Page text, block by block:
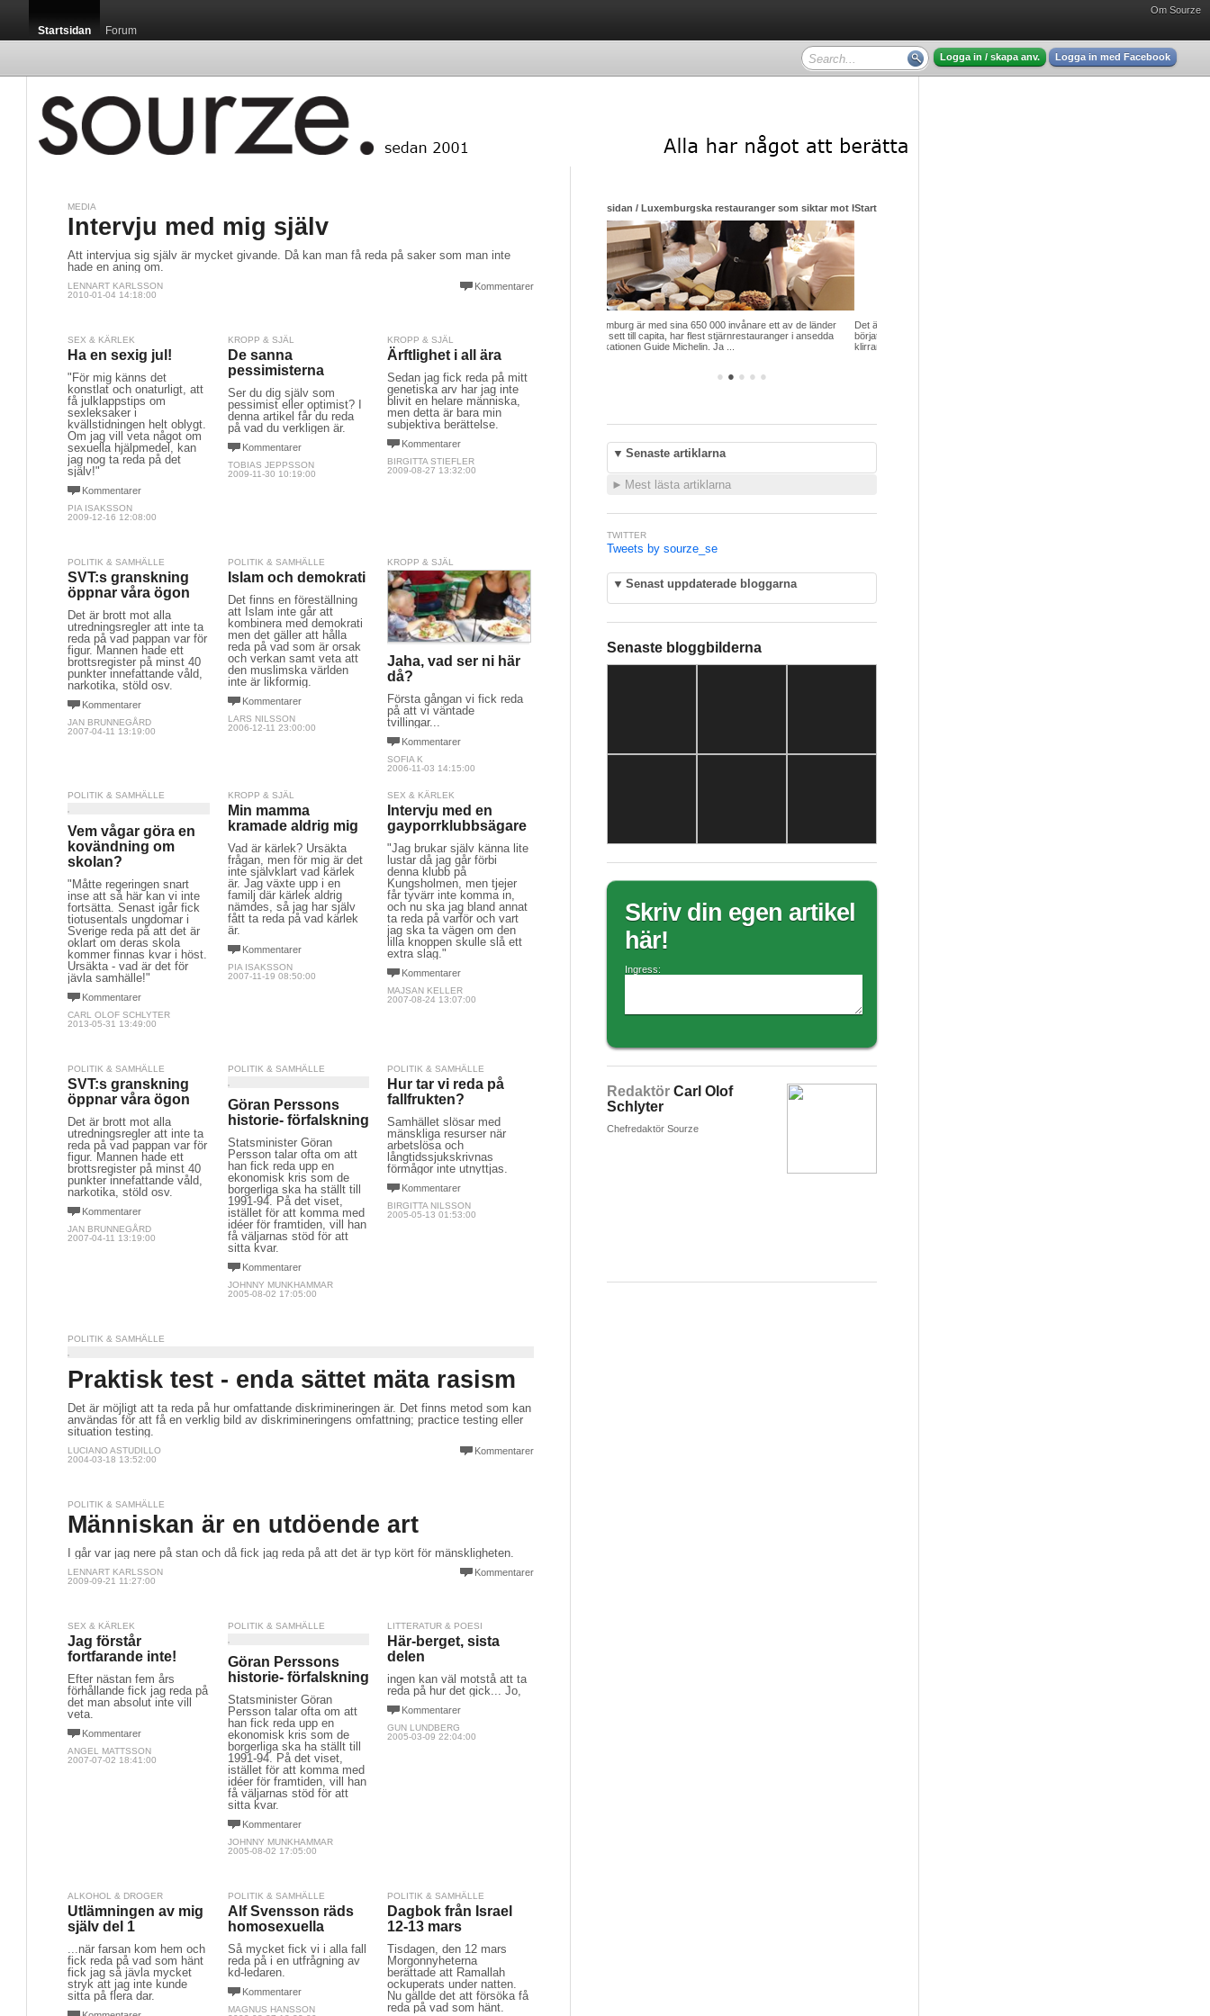
Om Sourze
Startsidan Forum
Logga in / skapa anv. Logga in med Facebook
MEDIA
Intervju med mig själv
Att intervjua sig själv är mycket givande. Då kan man få reda på saker som man inte
hade en aning om.
Kommentarer
LENNART KARLSSON
2010-01-04 14:18:00
SEX & KÄRLEK
Ha en sexig jul!
"För mig känns det
konstlat och onaturligt, att
få julklappstips om
sexleksaker i
kvällstidningen helt oblygt.
Om jag vill veta något om
sexuella hjälpmedel, kan
jag nog ta reda på det
själv!"
Kommentarer
PIA ISAKSSON
2009-12-16 12:08:00
KROPP & SJÄL
De sanna
pessimisterna
Ser du dig själv som
pessimist eller optimist? I
denna artikel får du reda
på vad du verkligen är.
Kommentarer
TOBIAS JEPPSSON
2009-11-30 10:19:00
KROPP & SJÄL
Ärftlighet i all ära
Sedan jag fick reda på mitt
genetiska arv har jag inte
blivit en helare människa,
men detta är bara min
subjektiva berättelse.
Kommentarer
BIRGITTA STIEFLER
2009-08-27 13:32:00
POLITIK & SAMHÄLLE
SVT:s granskning
öppnar våra ögon
Det är brott mot alla
utredningsregler att inte ta
reda på vad pappan var för
figur. Mannen hade ett
brottsregister på minst 40
punkter innefattande våld,
narkotika, stöld osv.
Kommentarer
JAN BRUNNEGÅRD
2007-04-11 13:19:00
POLITIK & SAMHÄLLE
Islam och demokrati
Det finns en föreställning
att Islam inte går att
kombinera med demokrati
men det gäller att hålla
reda på vad som är orsak
och verkan samt veta att
den muslimska världen
inte är likformig.
Kommentarer
LARS NILSSON
2006-12-11 23:00:00
KROPP & SJÄL
Jaha, vad ser ni här
då?
Första gångan vi fick reda
på att vi väntade
tvillingar...
Kommentarer
SOFIA K
2006-11-03 14:15:00
POLITIK & SAMHÄLLE
Vem vågar göra en
kovändning om
skolan?
"Måtte regeringen snart
inse att så här kan vi inte
fortsätta. Senast igår fick
tiotusentals ungdomar i
Sverige reda på att det är
oklart om deras skola
kommer finnas kvar i höst.
Ursäkta - vad är det för
jävla samhälle!"
Kommentarer
CARL OLOF SCHLYTER
2013-05-31 13:49:00
KROPP & SJÄL
Min mamma
kramade aldrig mig
Vad är kärlek? Ursäkta
frågan, men för mig är det
inte självklart vad kärlek
är. Jag växte upp i en
familj där kärlek aldrig
nämdes, så jag har själv
fått ta reda på vad kärlek
är.
Kommentarer
PIA ISAKSSON
2007-11-19 08:50:00
SEX & KÄRLEK
Intervju med en
gayporrklubbsägare
"Jag brukar själv känna lite
lustar då jag går förbi
denna klubb på
Kungsholmen, men tjejer
får tyvärr inte komma in,
och nu ska jag bland annat
ta reda på varför och vart
jag ska ta vägen om den
lilla knoppen skulle slå ett
extra slag."
Kommentarer
MAJSAN KELLER
2007-08-24 13:07:00
POLITIK & SAMHÄLLE
SVT:s granskning
öppnar våra ögon
Det är brott mot alla
utredningsregler att inte ta
reda på vad pappan var för
figur. Mannen hade ett
brottsregister på minst 40
punkter innefattande våld,
narkotika, stöld osv.
Kommentarer
JAN BRUNNEGÅRD
2007-04-11 13:19:00
POLITIK & SAMHÄLLE
Göran Perssons
historie- förfalskning
Statsminister Göran
Persson talar ofta om att
han fick reda upp en
ekonomisk kris som de
borgerliga ska ha ställt till
1991-94. På det viset,
istället för att komma med
idéer för framtiden, vill han
få väljarnas stöd för att
sitta kvar.
Kommentarer
JOHNNY MUNKHAMMAR
2005-08-02 17:05:00
POLITIK & SAMHÄLLE
Hur tar vi reda på
fallfrukten?
Samhället slösar med
mänskliga resurser när
arbetslösa och
långtidssjukskrivnas
förmågor inte utnyttjas.
Kommentarer
BIRGITTA NILSSON
2005-05-13 01:53:00
POLITIK & SAMHÄLLE
Praktisk test - enda sättet mäta rasism
Det är möjligt att ta reda på hur omfattande diskrimineringen är. Det finns metod som kan
användas för att få en verklig bild av diskrimineringens omfattning; practice testing eller
situation testing.
Kommentarer
LUCIANO ASTUDILLO
2004-03-18 13:52:00
POLITIK & SAMHÄLLE
Människan är en utdöende art
I går var jag nere på stan och då fick jag reda på att det är typ kört för mänskligheten.
Kommentarer
LENNART KARLSSON
2009-09-21 11:27:00
SEX & KÄRLEK
Jag förstår
fortfarande inte!
Efter nästan fem års
förhållande fick jag reda på
det man absolut inte vill
veta.
Kommentarer
ANGEL MATTSSON
2007-07-02 18:41:00
POLITIK & SAMHÄLLE
Göran Perssons
historie- förfalskning
Statsminister Göran
Persson talar ofta om att
han fick reda upp en
ekonomisk kris som de
borgerliga ska ha ställt till
1991-94. På det viset,
istället för att komma med
idéer för framtiden, vill han
få väljarnas stöd för att
sitta kvar.
Kommentarer
JOHNNY MUNKHAMMAR
2005-08-02 17:05:00
LITTERATUR & POESI
Här-berget, sista
delen
ingen kan väl motstå att ta
reda på hur det gick... Jo,
Kommentarer
GUN LUNDBERG
2005-03-09 22:04:00
ALKOHOL & DROGER
Utlämningen av mig
själv del 1
...när farsan kom hem och
fick reda på vad som hänt
fick jag så jävla mycket
stryk att jag inte kunde
sitta på flera dar.
POLITIK & SAMHÄLLE
Alf Svensson räds
homosexuella
Så mycket fick vi i alla fall
reda på i en utfrågning av
kd-ledaren.
Kommentarer
MAGNUS HANSSON
POLITIK & SAMHÄLLE
Dagbok från Israel
12-13 mars
Tisdagen, den 12 mars
Morgonnyheterna
berättade att Ramallah
ockuperats under natten.
Nu gällde det att försöka få
reda på vad som hänt.
● ● ● ● ●
Startsidan / Luxemburgska restauranger som siktar mot himlen i sin strävan efter nya stjärnor
som, sett till capita, har flest stjärnrestauranger i ansedda
publikationen Guide Michelin. Ja ...
Startsidan / Ljubljana – den lilla huvudstaden med det stora hjärtat
Det är tidig morgon vid Ljubljanicas flod. Höstsolen har just
börjat värma de pastellfärgade fasaderna, och ljudet av
klirrande kaffekoppar blandas me ...
▼ Senaste artiklarna
► Mest lästa artiklarna
TWITTER
Tweets by sourze_se
▼ Senast uppdaterade bloggarna
Senaste bloggbilderna
Skriv din egen artikel
här!
Ingress:
Redaktör Carl Olof
Schlyter
Chefredaktör Sourze